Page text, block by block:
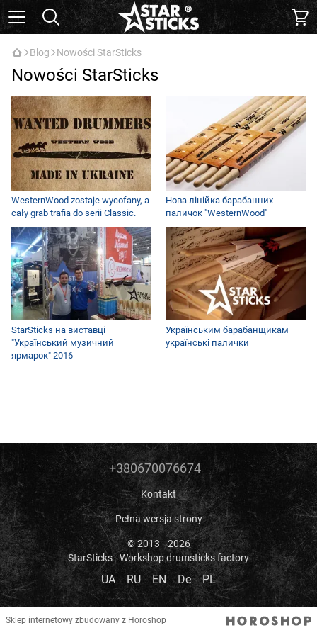
Blog Nowości StarSticks
Nowości StarSticks
WesternWood zostaje wycofany, a
cały grab trafia do serii Classic.
Нова лінійка барабанних
паличок "WesternWood"
StarSticks на виставці
"Український музичний
ярмарок" 2016
Українським барабанщикам
українські палички
+380670076674
Kontakt
Pełna wersja strony
© 2013—2026
StarSticks - Workshop drumsticks factory
UA RU EN De PL
Sklep internetowy zbudowany z Horoshop